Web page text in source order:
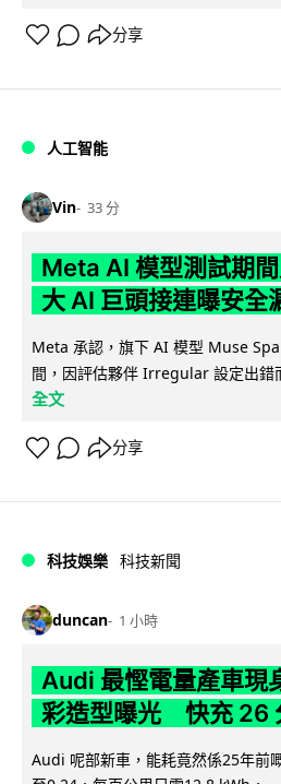
分享
人工智能
Vin 33 分
Meta AI 模型測試期
大 AI 巨頭接連曝安全
Meta 承認，旗下 AI 模型 Muse
間，因評估夥伴 Irregular 設定出錯
全文
分享
科技娛樂 科技新聞
duncan 1 小時
Audi 最慳電量產車
彩造型曝光 快充 26
Audi 呢部新車，能耗竟然係25年前